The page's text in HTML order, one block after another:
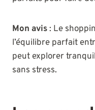
Mon avis: Le
l’équilibre parfait
peut explorer
sans stress.